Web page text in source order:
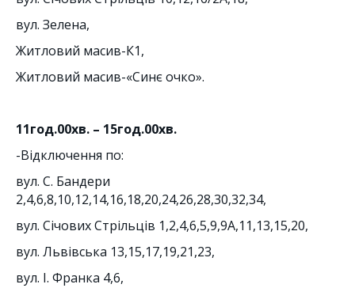
вул. Зелена,
Житловий масив-К1,
Житловий масив-«Синє очко».
11год.00хв. – 15год.00хв.
-Відключення по:
вул. С. Бандери
2,4,6,8,10,12,14,16,18,20,24,26,28,30,32,34,
вул. Січових Стрільців 1,2,4,6,5,9,9А,11,13,15,20,
вул. Львівська 13,15,17,19,21,23,
вул. І. Франка 4,6,